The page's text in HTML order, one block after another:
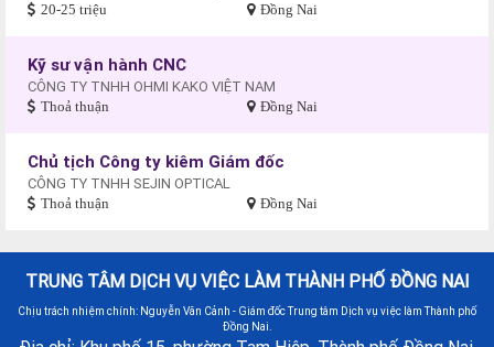
20-25 triệu Đồng Nai
Kỹ sư vận hành CNC
CÔNG TY TNHH OHMI KAKO VIỆT NAM
Thoả thuận Đồng Nai
Chủ tịch Công ty kiêm Giám đốc
CÔNG TY TNHH SEJIN OPTICAL
Thoả thuận Đồng Nai
TRUNG TÂM DỊCH VỤ VIỆC LÀM THÀNH PHỐ ĐỒNG NAI
Chịu trách nhiệm chính: Nguyễn Văn Cảnh - Giám đốc Trung tâm Dịch vụ việc làm Thành phố
Đồng Nai.